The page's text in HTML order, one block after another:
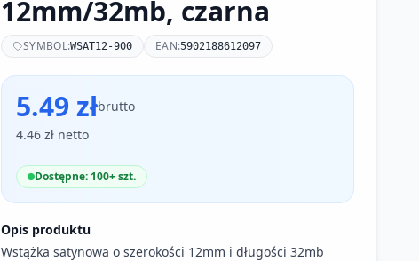
12mm/32mb, czarna
SYMBOL:WSAT12-900 EAN:5902188612097
5.49 złbrutto
4.46 zł netto
Dostępne: 100+ szt.
Opis produktu
Wstążka satynowa o szerokości 12mm i długości 32mb